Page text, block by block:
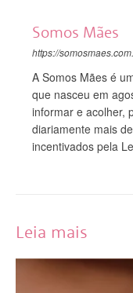
Somos Mães
https://
A Somos Mães é
que nasceu em
informar e acolher,
diariamente mais
incentivados pela
Leia mais